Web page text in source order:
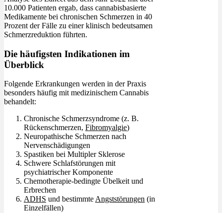
10.000 Patienten ergab, dass cannabisbasierte
Medikamente bei chronischen Schmerzen in 40
Prozent der Fälle zu einer klinisch bedeutsamen
Schmerzreduktion führten.
Die häufigsten Indikationen im
Überblick
Folgende Erkrankungen werden in der Praxis
besonders häufig mit medizinischem Cannabis
behandelt:
Chronische Schmerzsyndrome (z. B.
Rückenschmerzen, Fibromyalgie)
Neuropathische Schmerzen nach
Nervenschädigungen
Spastiken bei Multipler Sklerose
Schwere Schlafstörungen mit
psychiatrischer Komponente
Chemotherapie-bedingte Übelkeit und
Erbrechen
ADHS und bestimmte Angststörungen (in
Einzelfällen)